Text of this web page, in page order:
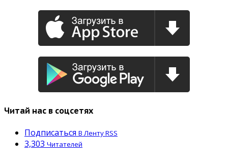
Читай нас в соцсетях
Подписаться В Ленту RSS
3,303 Читателей